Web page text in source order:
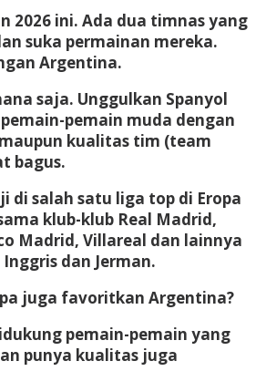
2026 ini. Ada dua timnas yang
suka permainan mereka.
Argentina.
saja. Unggulkan Spanyol
pemain muda dengan
kualitas tim (team
bagus.
di salah satu liga top di Eropa
klub-klub Real Madrid,
Madrid, Villareal dan lainnya
dan Jerman.
juga favoritkan Argentina?
pemain-pemain yang
punya kualitas juga